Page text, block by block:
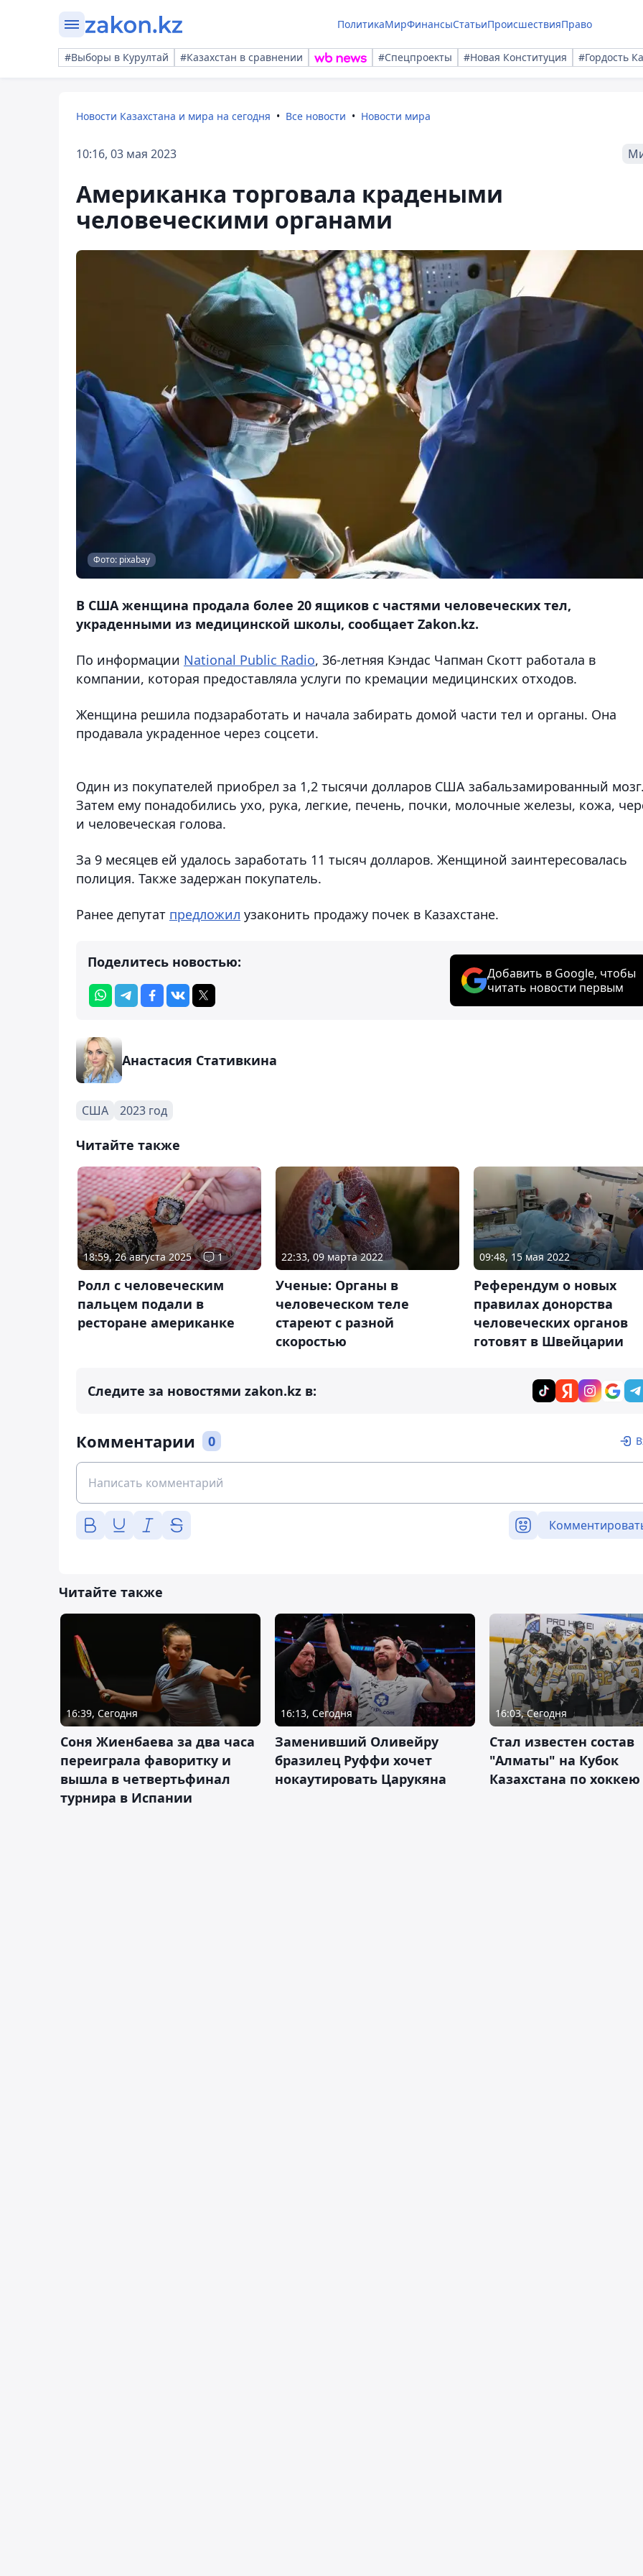
ПолитикаМирФинансыСтатьиПроисшествияПраво
#Выборы в Курултай #Казахстан в сравнении #Спецпроекты #Новая Конституция #Гордость
Новости Казахстана и мира на сегодня Все новости Новости мира
10:16, 03 мая 2023
Американка торговала крадеными
человеческими органами
Фото: pixabay
В США женщина продала более 20 ящиков с частями человеческих тел,
украденными из медицинской школы, сообщает Zakon.kz.
По информации National Public Radio, 36-летняя Кэндас Чапман Скотт работала в
компании, которая предоставляла услуги по кремации медицинских отходов.
Женщина решила подзаработать и начала забирать домой части тел и органы. Она
продавала украденное через соцсети.
Один из покупателей приобрел за 1,2 тысячи долларов США забальзамированный мозг.
Затем ему понадобились ухо, рука, легкие, печень, почки, молочные железы, кожа,
и человеческая голова.
За 9 месяцев ей удалось заработать 11 тысяч долларов. Женщиной заинтересовалась
полиция. Также задержан покупатель.
Ранее депутат предложил узаконить продажу почек в Казахстане.
Поделитесь новостью:
Добавить в Google, чтобы
читать новости первым
Анастасия Стативкина
США 2023 год
Читайте также
18:59, 26 августа 2025 1
Ролл с человеческим
пальцем подали в
ресторане американке
22:33, 09 марта 2022
Ученые: Органы в
человеческом теле
стареют с разной
скоростью
09:48, 15 мая 2022
Референдум о новых
правилах донорства
человеческих органов
готовят в Швейцарии
Следите за новостями zakon.kz в:
Комментарии 0
Читайте также
16:39, Сегодня
Соня Жиенбаева за два часа
переиграла фаворитку и
вышла в четвертьфинал
турнира в Испании
16:13, Сегодня
Заменивший Оливейру
бразилец Руффи хочет
нокаутировать Царукяна
16:03, Сегодня
Стал известен состав
"Алматы" на Кубок
Казахстана по хоккею